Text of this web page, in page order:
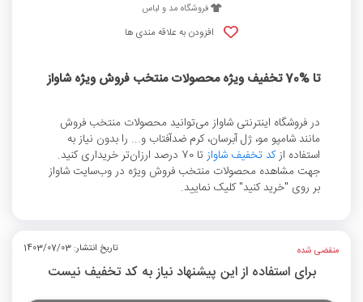
فروشگاه مد و لباس
افزودن به علاقه مندی ها
تا %70 تخفیف ویژه محصولات منتخب فروش ویژه شاواز
در فروشگاه اینترنتی شاواز می‌توانید محصولات منتخب فروش
مانند شامپو مو، ژل آبرسان، کرم ضدآفتاب و... را بدون نیاز به
استفاده ازکد تخفیف شاواز
تا 70 درصد ارزان‌تر خریداری کنید.
جهت مشاهده محصولات منتخب فروش ویژه در وب‌سایت شاواز
بر روی "خرید کنید" کلیک نمایید.
منقضی شده تاریخ انتشار: 1403/07/03
برای استفاده از این پیشنهاد نیاز به کد تخفیف نیست